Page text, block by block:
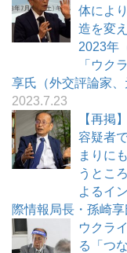
体によ
造を変
2023年
「ウク
享氏（外交評論家
2023.7.23
【再掲
容疑者
まりに
うとこ
よるイ
際情報局長・孫崎
ウクラ
る「つ